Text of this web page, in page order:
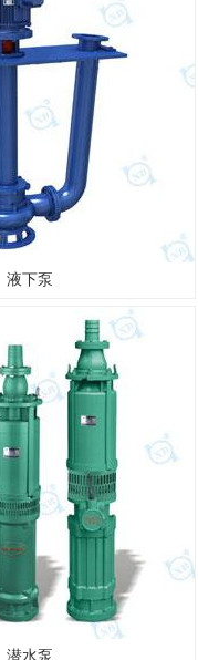
液下泵
潜水泵